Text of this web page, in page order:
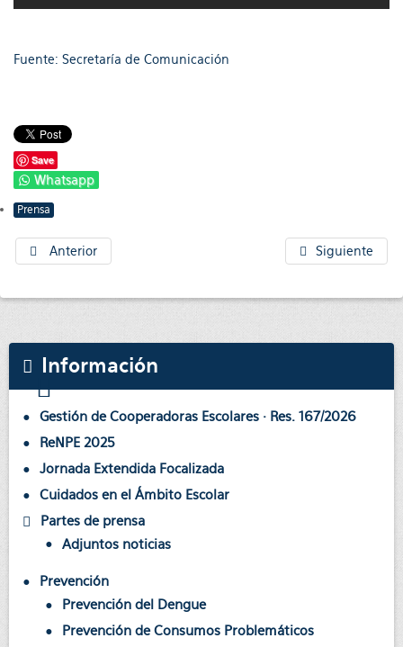
Fuente: Secretaría de Comunicación
Save
Whatsapp
Prensa
Anterior Siguiente
Información
Gestión de Cooperadoras Escolares · Res. 167/2026
ReNPE 2025
Jornada Extendida Focalizada
Cuidados en el Ámbito Escolar
Partes de prensa
Adjuntos noticias
Prevención
Prevención del Dengue
Prevención de Consumos Problemáticos